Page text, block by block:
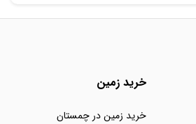
خرید زمین
خرید زمین در چمستان